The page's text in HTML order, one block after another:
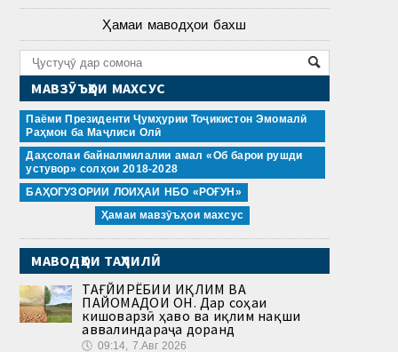
Ҳамаи маводҳои бахш
МАВЗӮЪҲОИ МАХСУС
Паёми Президенти Ҷумҳурии Тоҷикистон Эмомалӣ
Раҳмон ба Маҷлиси Олӣ
Даҳсолаи байналмилалии амал «Об барои рушди
устувор» солҳои 2018-2028
БАҲОГУЗОРИИ ЛОИҲАИ НБО «РОҒУН»
Ҳамаи мавзӯъҳои махсус
МАВОДҲОИ ТАҲЛИЛӢ
ТАҒЙИРЁБИИ ИҚЛИМ ВА
ПАЙОМАДҲОИ ОН. Дар соҳаи
кишоварзӣ ҳаво ва иқлим нақши
аввалиндараҷа доранд
🕔 09:14, 7.Авг 2026